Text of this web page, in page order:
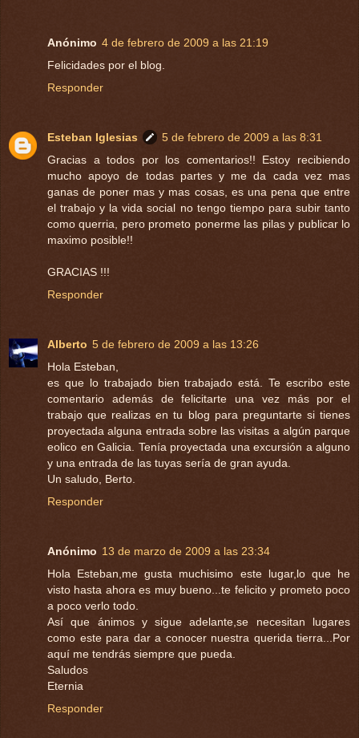
Anónimo 4 de febrero de 2009 a las 21:19
Felicidades por el blog.
Responder
Esteban Iglesias
5 de febrero de 2009 a las 8:31
Gracias a todos por los comentarios!! Estoy recibiendo
mucho apoyo de todas partes y me da cada vez mas
ganas de poner mas y mas cosas, es una pena que entre
el trabajo y la vida social no tengo tiempo para subir tanto
como querria, pero prometo ponerme las pilas y publicar lo
maximo posible!!
GRACIAS !!!
Responder
Alberto 5 de febrero de 2009 a las 13:26
Hola Esteban,
es que lo trabajado bien trabajado está. Te escribo este
comentario además de felicitarte una vez más por el
trabajo que realizas en tu blog para preguntarte si tienes
proyectada alguna entrada sobre las visitas a algún parque
eolico en Galicia. Tenía proyectada una excursión a alguno
y una entrada de las tuyas sería de gran ayuda.
Un saludo, Berto.
Responder
Anónimo 13 de marzo de 2009 a las 23:34
Hola Esteban,me gusta muchisimo este lugar,lo que he
visto hasta ahora es muy bueno...te felicito y prometo poco
a poco verlo todo.
Así que ánimos y sigue adelante,se necesitan lugares
como este para dar a conocer nuestra querida tierra...Por
aquí me tendrás siempre que pueda.
Saludos
Eternia
Responder